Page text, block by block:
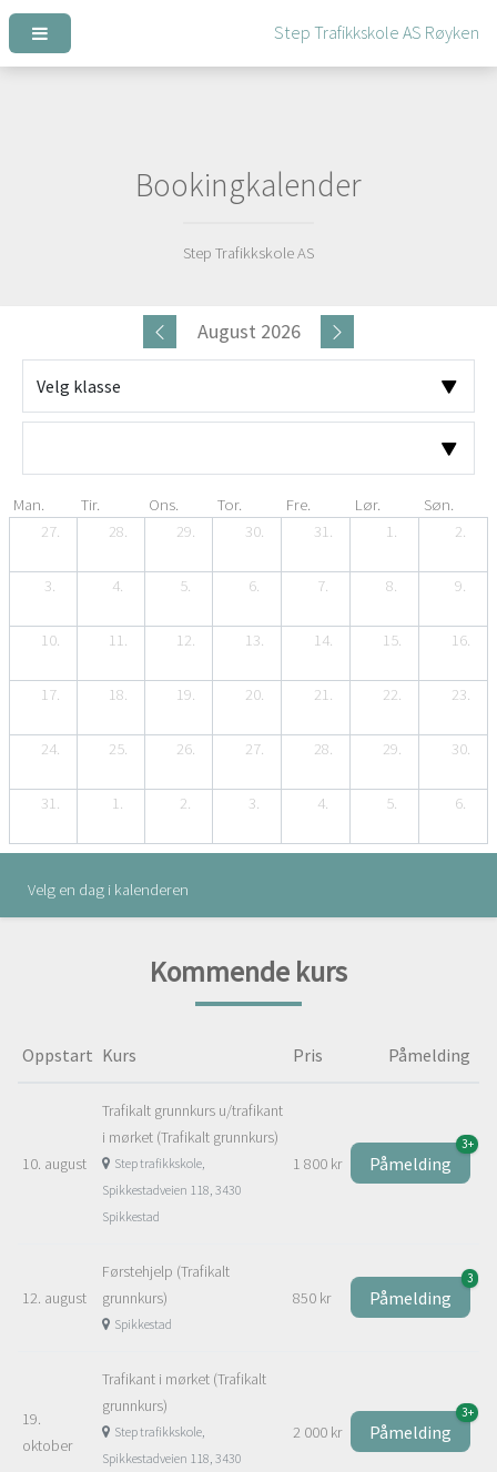
Bookingkalender
Step Trafikkskole AS
August 2026
Man. Tir. Ons. Tor. Fre. Lør.
Søn.
27.
28. 29. 30. 31. 1. 2.
3. 4. 5. 6. 7. 8. 9.
10. 11. 12. 13. 14. 15. 16.
17. 18. 19. 20. 21. 22. 23.
24. 25. 26. 27. 28. 29. 30.
31. 1. 2. 3. 4. 5. 6.
Velg en dag i kalenderen
Kommende kurs
Oppstart Kurs Pris Påmelding
10. august
Trafikalt grunnkurs u/trafikant
i mørket (Trafikalt grunnkurs)
Step trafikkskole,
Spikkestadveien 118, 3430
Spikkestad
1 800 kr Påmelding
3+
12. august
Førstehjelp (Trafikalt
grunnkurs)
Spikkestad
850 kr Påmelding
3
19.
oktober
Trafikant i mørket (Trafikalt
grunnkurs)
Step trafikkskole,
Spikkestadveien 118, 3430
2 000 kr Påmelding
3+